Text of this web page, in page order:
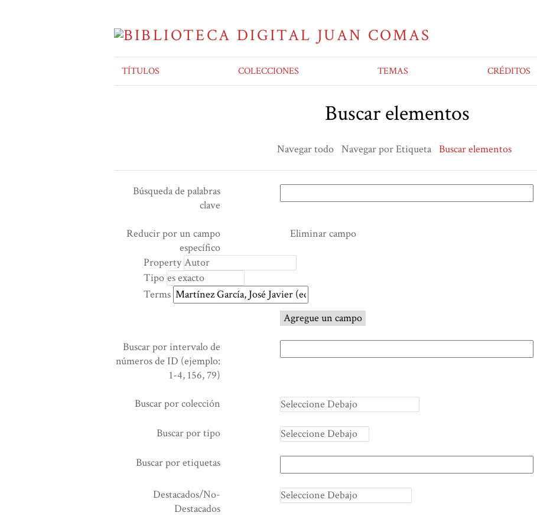
TÍTULOS COLECCIONES TEMAS CRÉDITOS
Buscar elementos
Navegar todo Navegar por Etiqueta Buscar elementos
Búsqueda de palabras
clave
campo
específico":
Reducir por un campo
específico
Search Property
Tipo de búsqueda
Términos de búsqueda
Ensamblador de Búsqueda Eliminar campo
Property
Tipo
Terms
Agregue un campo
Buscar por intervalo de
números de ID (ejemplo:
1-4, 156, 79)
Buscar por colección
Buscar por tipo
Buscar por etiquetas
Destacados/No-
Destacados